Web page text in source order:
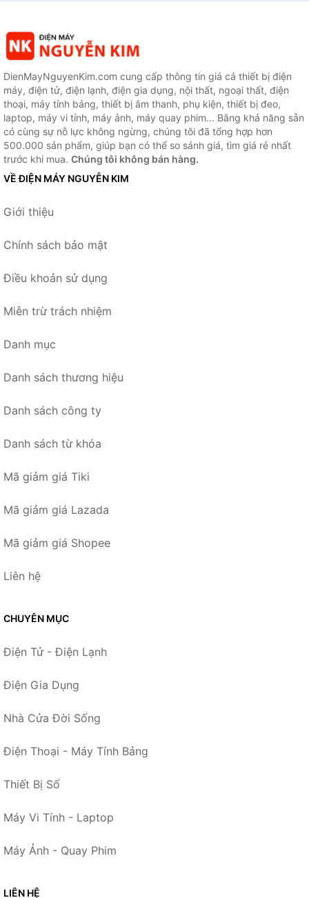
DienMayNguyenKim.com cung cấp thông tin giá cả thiết bị điện
máy, điện tử, điện lạnh, điện gia dụng, nội thất, ngoại thất, điện
thoại, máy tính bảng, thiết bị âm thanh, phụ kiện, thiết bị đeo,
laptop, máy vi tính, máy ảnh, máy quay phim... Bằng khả năng sẵn
có cùng sự nỗ lực không ngừng, chúng tôi đã tổng hợp hơn
500.000 sản phẩm, giúp bạn có thể so sánh giá, tìm giá rẻ nhất
trước khi mua. Chúng tôi không bán hàng.
VỀ ĐIỆN MÁY NGUYỄN KIM
Giới thiệu
Chính sách bảo mật
Điều khoản sử dụng
Miễn trừ trách nhiệm
Danh mục
Danh sách thương hiệu
Danh sách công ty
Danh sách từ khóa
Mã giảm giá Tiki
Mã giảm giá Lazada
Mã giảm giá Shopee
Liên hệ
CHUYÊN MỤC
Điện Tử - Điện Lạnh
Điện Gia Dụng
Nhà Cửa Đời Sống
Điện Thoại - Máy Tính Bảng
Thiết Bị Số
Máy Vi Tính - Laptop
Máy Ảnh - Quay Phim
LIÊN HỆ